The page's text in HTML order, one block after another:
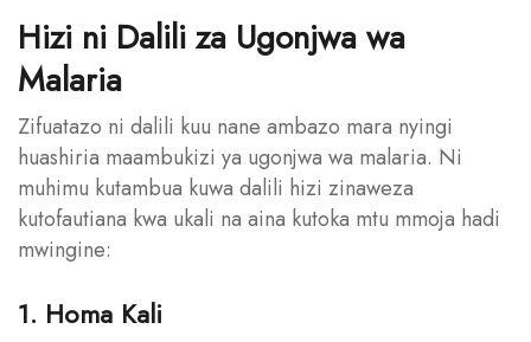
Hizi ni Dalili za Ugonjwa wa
Malaria
Zifuatazo ni dalili kuu nane ambazo mara nyingi
huashiria maambukizi ya ugonjwa wa malaria. Ni
muhimu kutambua kuwa dalili hizi zinaweza
kutofautiana kwa ukali na aina kutoka mtu mmoja hadi
mwingine:
1. Homa Kali